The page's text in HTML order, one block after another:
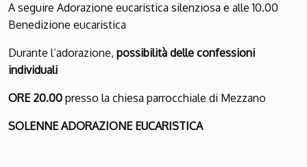
A seguire Adorazione eucaristica silenziosa e alle 10.00
Benedizione eucaristica
Durante l’adorazione, possibilità delle confessioni
individuali
ORE 20.00 presso la chiesa parrocchiale di Mezzano
SOLENNE ADORAZIONE EUCARISTICA